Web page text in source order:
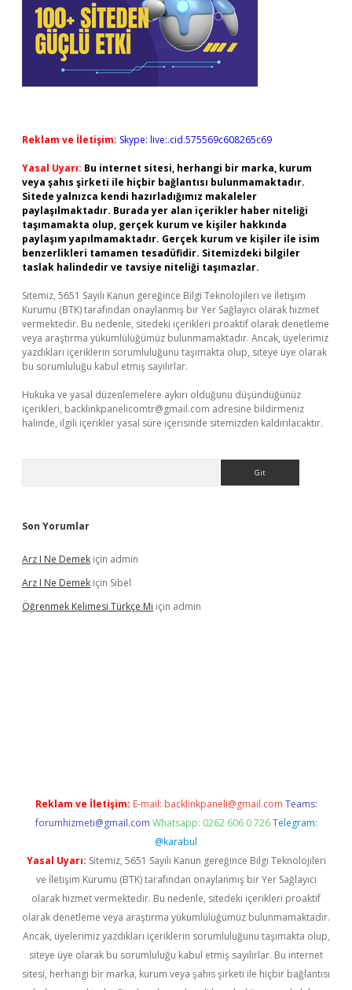
Reklam ve İletişim: Skype: live:.cid.575569c608265c69
Yasal Uyarı: Bu internet sitesi, herhangi bir marka, kurum
veya şahıs şirketi ile hiçbir bağlantısı bulunmamaktadır.
Sitede yalnızca kendi hazırladığımız makaleler
paylaşılmaktadır. Burada yer alan içerikler haber niteliği
taşımamakta olup, gerçek kurum ve kişiler hakkında
paylaşım yapılmamaktadır. Gerçek kurum ve kişiler ile isim
benzerlikleri tamamen tesadüfidir. Sitemizdeki bilgiler
taslak halindedir ve tavsiye niteliği taşımazlar.
Sitemiz, 5651 Sayılı Kanun gereğince Bilgi Teknolojileri ve İletişim
Kurumu (BTK) tarafından onaylanmış bir Yer Sağlayıcı olarak hizmet
vermektedir. Bu nedenle, sitedeki içerikleri proaktif olarak denetleme
veya araştırma yükümlülüğümüz bulunmamaktadır. Ancak, üyelerimiz
yazdıkları içeriklerin sorumluluğunu taşımakta olup, siteye üye olarak
bu sorumluluğu kabul etmiş sayılırlar.
Hukuka ve yasal düzenlemelere aykırı olduğunu düşündüğünüz
içerikleri, backlinkpanelicomtr@gmail.com adresine bildirmeniz
halinde, ilgili içerikler yasal süre içerisinde sitemizden kaldırılacaktır.
Son Yorumlar
Arz I Ne Demek için admin
Arz I Ne Demek için Sibel
Öğrenmek Kelimesi Türkçe Mi için admin
Reklam ve İletişim: E-mail: backlinkpaneli@gmail.com Teams:
forumhizmeti@gmail.com Whatsapp: 0262 606 0 726 Telegram:
@karabul
Yasal Uyarı: Sitemiz, 5651 Sayılı Kanun gereğince Bilgi Teknolojileri
ve İletişim Kurumu (BTK) tarafından onaylanmış bir Yer Sağlayıcı
olarak hizmet vermektedir. Bu nedenle, sitedeki içerikleri proaktif
olarak denetleme veya araştırma yükümlülüğümüz bulunmamaktadır.
Ancak, üyelerimiz yazdıkları içeriklerin sorumluluğunu taşımakta olup,
siteye üye olarak bu sorumluluğu kabul etmiş sayılırlar. Bu internet
sitesi, herhangi bir marka, kurum veya şahıs şirketi ile hiçbir bağlantısı